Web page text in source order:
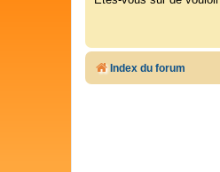
Index du forum